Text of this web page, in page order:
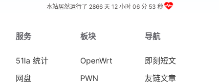
本站居然运行了 2866 天 12 小时 06 分 54 秒
服务
51la 统计
网盘
板块
OpenWrt
PWN
导航
即刻短文
友链文章